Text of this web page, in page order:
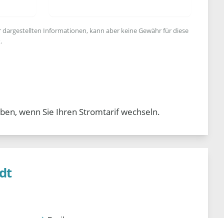
Informationen, kann aber keine Gewähr für diese
wenn Sie Ihren Stromtarif wechseln.